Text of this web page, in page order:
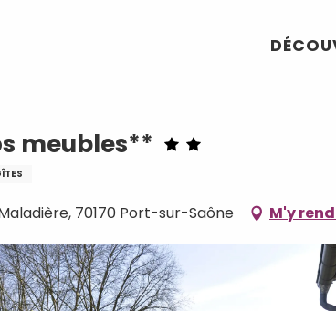
meubles**
70170 Port-sur-Saône M'y